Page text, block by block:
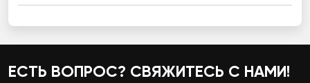
ЕСТЬ ВОПРОС? СВЯЖИТЕСЬ С НАМИ!